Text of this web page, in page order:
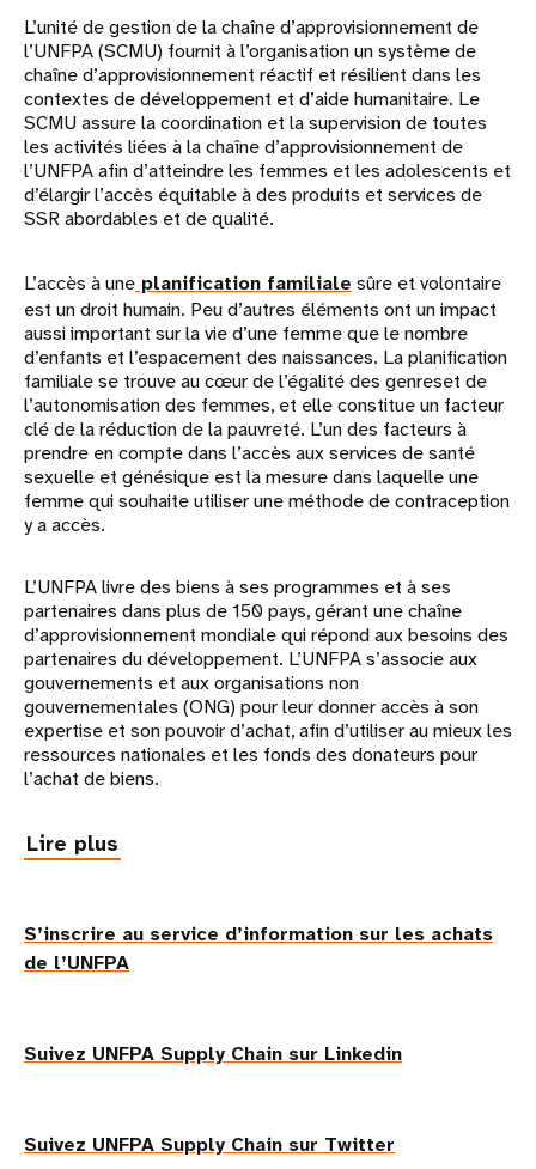
L’unité de gestion de la chaîne d’approvisionnement de
l’UNFPA (SCMU) fournit à l’organisation un système de
chaîne d’approvisionnement réactif et résilient dans les
contextes de développement et d’aide humanitaire. Le
SCMU assure la coordination et la supervision de toutes
les activités liées à la chaîne d’approvisionnement de
l’UNFPA afin d’atteindre les femmes et les adolescents et
d’élargir l’accès équitable à des produits et services de
SSR abordables et de qualité.
L’accès à une planification familiale sûre et volontaire
est un droit humain. Peu d’autres éléments ont un impact
aussi important sur la vie d’une femme que le nombre
d’enfants et l’espacement des naissances. La planification
familiale se trouve au cœur de l’égalité des genreset de
l’autonomisation des femmes, et elle constitue un facteur
clé de la réduction de la pauvreté. L’un des facteurs à
prendre en compte dans l’accès aux services de santé
sexuelle et génésique est la mesure dans laquelle une
femme qui souhaite utiliser une méthode de contraception
y a accès.
L’UNFPA livre des biens à ses programmes et à ses
partenaires dans plus de 150 pays, gérant une chaîne
d’approvisionnement mondiale qui répond aux besoins des
partenaires du développement. L’UNFPA s’associe aux
gouvernements et aux organisations non
gouvernementales (ONG) pour leur donner accès à son
expertise et son pouvoir d’achat, afin d’utiliser au mieux les
ressources nationales et les fonds des donateurs pour
l’achat de biens.
Lire plus
follow
cards
S’inscrire au service d’information sur les achats
de l’UNFPA
Suivez UNFPA Supply Chain sur Linkedin
Suivez UNFPA Supply Chain sur Twitter